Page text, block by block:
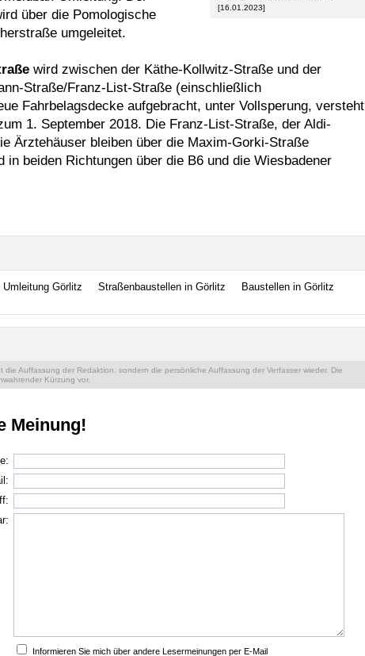
[16.01.2023]
über die Pomologische
umgeleitet.
wird zwischen der Käthe-Kollwitz-Straße und der
Straße/Franz-List-Straße (einschließlich
Fahrbelagsdecke aufgebracht, unter Vollsperung, versteht
1. September 2018. Die Franz-List-Straße, der Aldi-
Ärztehäuser bleiben über die Maxim-Gorki-Straße
in beiden Richtungen über die B6 und die Wiesbadener
Umleitung Görlitz Straßenbaustellen in Görlitz Baustellen in Görlitz
Auffassung der Redaktion, sondern die persönliche Auffassung der Verfasser wieder. Die
Kürzung vor.
Meinung!
Informieren Sie mich über andere Lesermeinungen per E-Mail